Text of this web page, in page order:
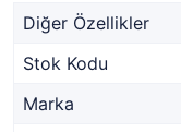
Diğer Özellikler
Stok Kodu
Marka